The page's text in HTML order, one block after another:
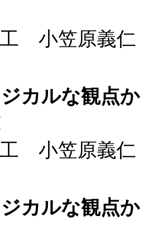
小笠原義仁
ジカルな観点
小笠原義仁
ジカルな観点